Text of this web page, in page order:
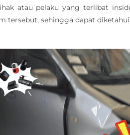
atau pelaku yang terlibat
tersebut, sehingga dapat